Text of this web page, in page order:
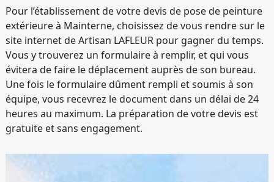
Pour l’établissement de votre devis de pose de peinture
extérieure à Mainterne, choisissez de vous rendre sur le
site internet de Artisan LAFLEUR pour gagner du temps.
Vous y trouverez un formulaire à remplir, et qui vous
évitera de faire le déplacement auprès de son bureau.
Une fois le formulaire dûment rempli et soumis à son
équipe, vous recevrez le document dans un délai de 24
heures au maximum. La préparation de votre devis est
gratuite et sans engagement.